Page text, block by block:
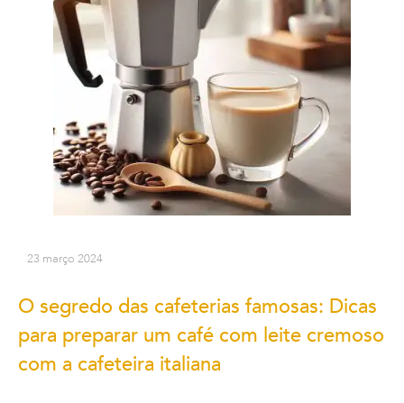
23 março 2024
O segredo das cafeterias famosas: Dicas
para preparar um café com leite cremoso
com a cafeteira italiana